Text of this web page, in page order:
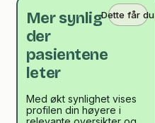
Mer synlig
der
pasientene
leter
Dette får du
Med økt synlighet vises
profilen din høyere i